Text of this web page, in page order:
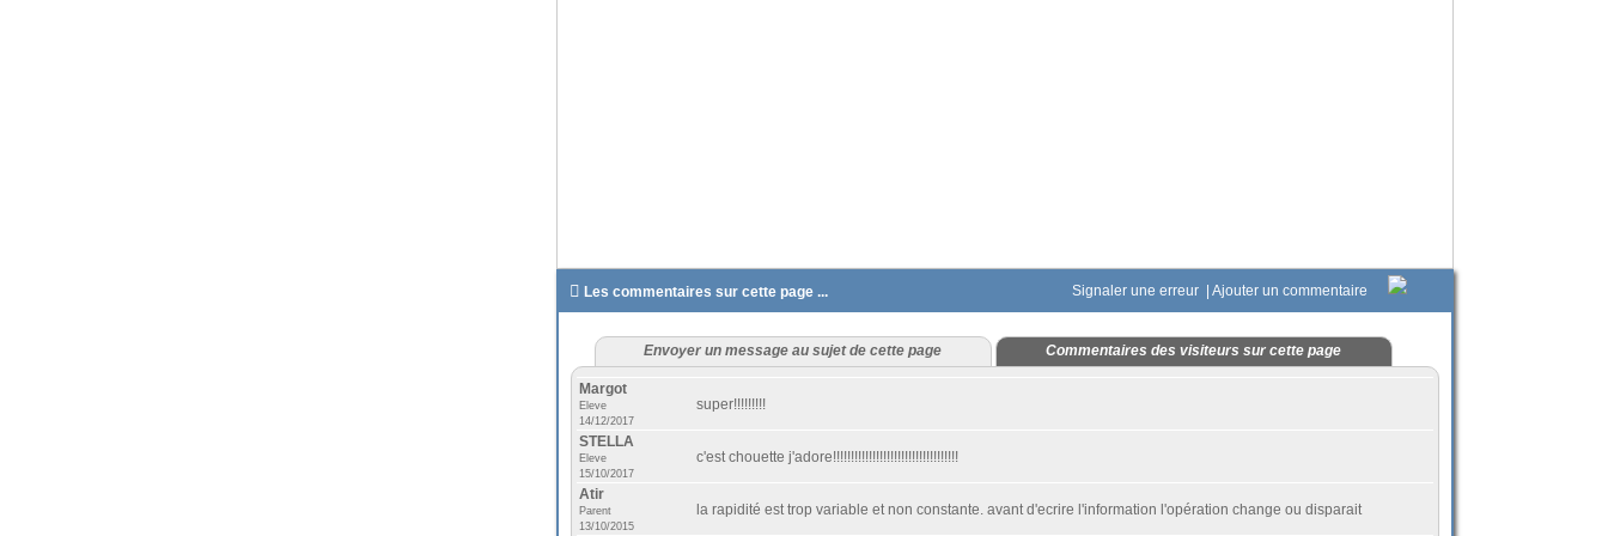
 Les commentaires sur cette page ... Signaler une erreur Ajouter un commentaire
Envoyer un message au sujet de cette page Commentaires des visiteurs sur cette page
Margot
Eleve
14/12/2017
super!!!!!!!!!
STELLA
Eleve
15/10/2017
c'est chouette j'adore!!!!!!!!!!!!!!!!!!!!!!!!!!!!!!!!!!!
Atir
Parent
13/10/2015
la rapidité est trop variable et non constante. avant d'ecrire l'information l'opération change ou disparait